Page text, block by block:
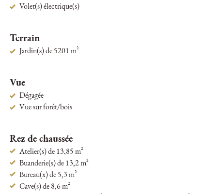
Volet(s) électrique(s)
Terrain
Jardin(s) de 5201 m²
Vue
Dégagée
Vue sur forêt/bois
Rez de chaussée
Atelier(s) de 13,85 m²
Buanderie(s) de 13,2 m²
Bureau(x) de 5,3 m²
Cave(s) de 8,6 m²